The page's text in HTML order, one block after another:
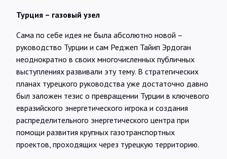
Турция – газовый узел
Сама по себе идея не была абсолютно новой –
руководство Турции и сам Реджеп Тайип Эрдоган
неоднократно в своих многочисленных публичных
выступлениях развивали эту тему. В стратегических
планах турецкого руководства уже достаточно давно
был заложен тезис о превращении Турции в ключевого
евразийского энергетического игрока и создания
распределительного энергетического центра при
помощи развития крупных газотранспортных
проектов, проходящих через турецкую территорию.